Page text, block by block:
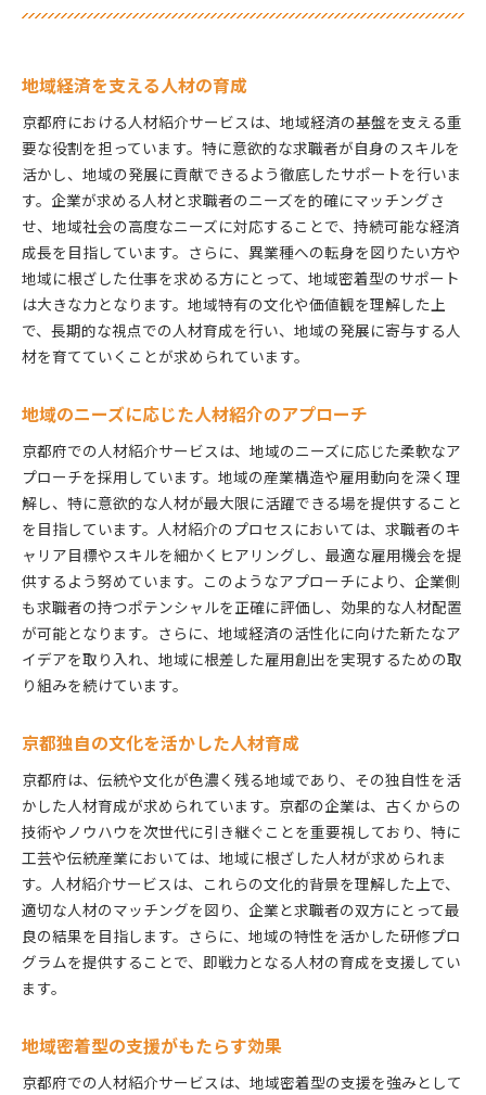
地域経済を支える人材の育成
京都府における人材紹介サービスは、地域経済の基盤を支える重
要な役割を担っています。特に意欲的な求職者が自身のスキルを
活かし、地域の発展に貢献できるよう徹底したサポートを行いま
す。企業が求める人材と求職者のニーズを的確にマッチングさ
せ、地域社会の高度なニーズに対応することで、持続可能な経済
成長を目指しています。さらに、異業種への転身を図りたい方や
地域に根ざした仕事を求める方にとって、地域密着型のサポート
は大きな力となります。地域特有の文化や価値観を理解した上
で、長期的な視点での人材育成を行い、地域の発展に寄与する人
材を育てていくことが求められています。
地域のニーズに応じた人材紹介のアプローチ
京都府での人材紹介サービスは、地域のニーズに応じた柔軟なア
プローチを採用しています。地域の産業構造や雇用動向を深く理
解し、特に意欲的な人材が最大限に活躍できる場を提供すること
を目指しています。人材紹介のプロセスにおいては、求職者のキ
ャリア目標やスキルを細かくヒアリングし、最適な雇用機会を提
供するよう努めています。このようなアプローチにより、企業側
も求職者の持つポテンシャルを正確に評価し、効果的な人材配置
が可能となります。さらに、地域経済の活性化に向けた新たなア
イデアを取り入れ、地域に根差した雇用創出を実現するための取
り組みを続けています。
京都独自の文化を活かした人材育成
京都府は、伝統や文化が色濃く残る地域であり、その独自性を活
かした人材育成が求められています。京都の企業は、古くからの
技術やノウハウを次世代に引き継ぐことを重要視しており、特に
工芸や伝統産業においては、地域に根ざした人材が求められま
す。人材紹介サービスは、これらの文化的背景を理解した上で、
適切な人材のマッチングを図り、企業と求職者の双方にとって最
良の結果を目指します。さらに、地域の特性を活かした研修プロ
グラムを提供することで、即戦力となる人材の育成を支援してい
ます。
地域密着型の支援がもたらす効果
京都府での人材紹介サービスは、地域密着型の支援を強みとして